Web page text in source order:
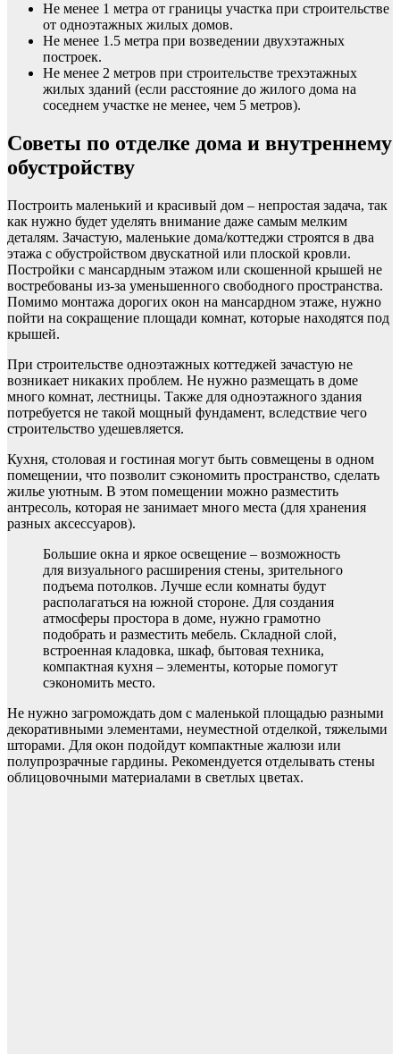
Не менее 1 метра от границы участка при строительстве
от одноэтажных жилых домов.
Не менее 1.5 метра при возведении двухэтажных
построек.
Не менее 2 метров при строительстве трехэтажных
жилых зданий (если расстояние до жилого дома на
соседнем участке не менее, чем 5 метров).
Советы по отделке дома и внутреннему
обустройству
Построить маленький и красивый дом – непростая задача, так
как нужно будет уделять внимание даже самым мелким
деталям. Зачастую, маленькие дома/коттеджи строятся в два
этажа с обустройством двускатной или плоской кровли.
Постройки с мансардным этажом или скошенной крышей не
востребованы из-за уменьшенного свободного пространства.
Помимо монтажа дорогих окон на мансардном этаже, нужно
пойти на сокращение площади комнат, которые находятся под
крышей.
При строительстве одноэтажных коттеджей зачастую не
возникает никаких проблем. Не нужно размещать в доме
много комнат, лестницы. Также для одноэтажного здания
потребуется не такой мощный фундамент, вследствие чего
строительство удешевляется.
Кухня, столовая и гостиная могут быть совмещены в одном
помещении, что позволит сэкономить пространство, сделать
жилье уютным. В этом помещении можно разместить
антресоль, которая не занимает много места (для хранения
разных аксессуаров).
Большие окна и яркое освещение – возможность
для визуального расширения стены, зрительного
подъема потолков. Лучше если комнаты будут
располагаться на южной стороне. Для создания
атмосферы простора в доме, нужно грамотно
подобрать и разместить мебель. Складной слой,
встроенная кладовка, шкаф, бытовая техника,
компактная кухня – элементы, которые помогут
сэкономить место.
Не нужно загромождать дом с маленькой площадью разными
декоративными элементами, неуместной отделкой, тяжелыми
шторами. Для окон подойдут компактные жалюзи или
полупрозрачные гардины. Рекомендуется отделывать стены
облицовочными материалами в светлых цветах.